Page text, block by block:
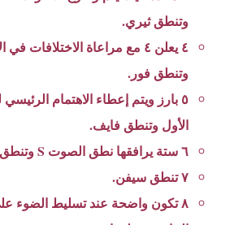
وتنطق ثيري.
٤ يعلن ٤ مع مراعاة الاختلافات
وتنطق فور.
٥ بارز ويتم إعطاء الاهتمام
الأول وتنطق فايف.
٦ ستة يرافقها نطق الصوت S وتنطق سكس.
٧ تنطق سيفن.
٨ تكون واضحة عند تسليط الضوء